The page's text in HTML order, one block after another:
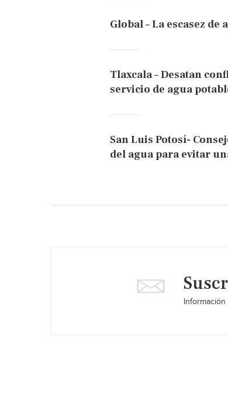
Global – La escasez
Tlaxcala – Desatan
servicio de agua
San Luis Potosí-
del agua para evitar